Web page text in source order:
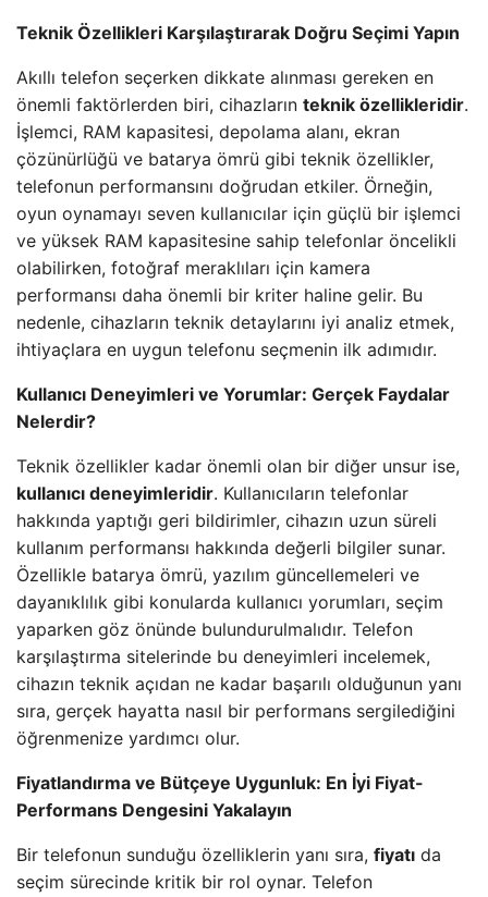
Teknik Özellikleri Karşılaştırarak Doğru Seçimi Yapın
Akıllı telefon seçerken dikkate alınması gereken en
önemli faktörlerden biri, cihazların teknik özellikleridir.
İşlemci, RAM kapasitesi, depolama alanı, ekran
çözünürlüğü ve batarya ömrü gibi teknik özellikler,
telefonun performansını doğrudan etkiler. Örneğin,
oyun oynamayı seven kullanıcılar için güçlü bir işlemci
ve yüksek RAM kapasitesine sahip telefonlar öncelikli
olabilirken, fotoğraf meraklıları için kamera
performansı daha önemli bir kriter haline gelir. Bu
nedenle, cihazların teknik detaylarını iyi analiz etmek,
ihtiyaçlara en uygun telefonu seçmenin ilk adımıdır.
Kullanıcı Deneyimleri ve Yorumlar: Gerçek Faydalar
Nelerdir?
Teknik özellikler kadar önemli olan bir diğer unsur ise,
kullanıcı deneyimleridir. Kullanıcıların telefonlar
hakkında yaptığı geri bildirimler, cihazın uzun süreli
kullanım performansı hakkında değerli bilgiler sunar.
Özellikle batarya ömrü, yazılım güncellemeleri ve
dayanıklılık gibi konularda kullanıcı yorumları, seçim
yaparken göz önünde bulundurulmalıdır. Telefon
karşılaştırma sitelerinde bu deneyimleri incelemek,
cihazın teknik açıdan ne kadar başarılı olduğunun yanı
sıra, gerçek hayatta nasıl bir performans sergilediğini
öğrenmenize yardımcı olur.
Fiyatlandırma ve Bütçeye Uygunluk: En İyi Fiyat-
Performans Dengesini Yakalayın
Bir telefonun sunduğu özelliklerin yanı sıra, fiyatı da
seçim sürecinde kritik bir rol oynar. Telefon